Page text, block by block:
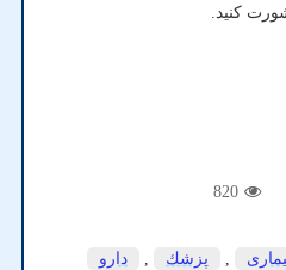
کنید.
820
, پزشك , دارو